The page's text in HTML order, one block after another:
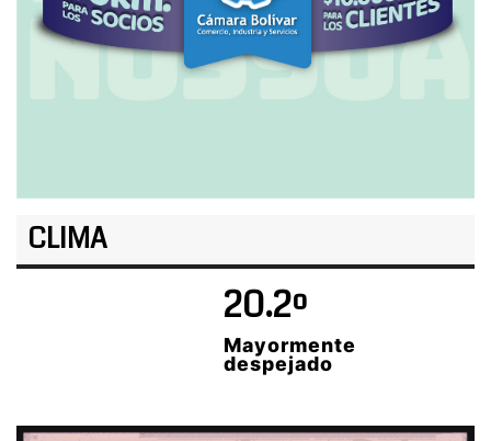
CLIMA
20.2º
Mayormente
despejado